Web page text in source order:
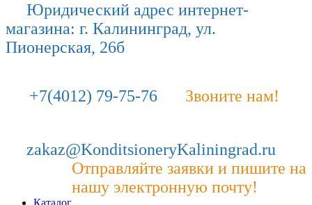
Юридический адрес интернет-
магазина: г. Калининград, ул.
Пионерская, 26б
+7(4012) 79-75-76 Звоните нам!
zakaz@KonditsioneryKaliningrad.ru
Отправляйте заявки и пишите на
нашу электронную почту!
Каталог